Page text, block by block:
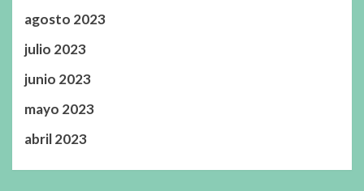
agosto 2023
julio 2023
junio 2023
mayo 2023
abril 2023